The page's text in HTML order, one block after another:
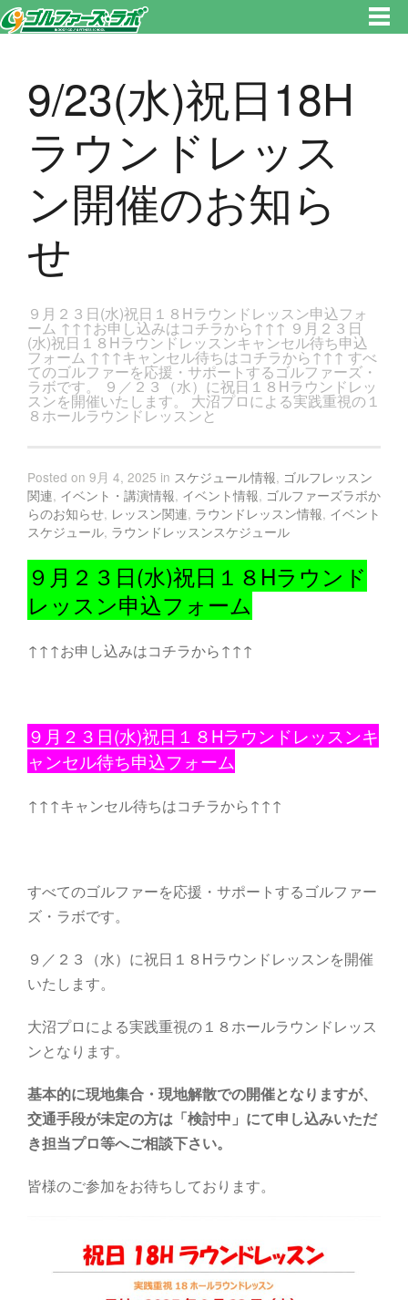
す。新宿区、若松河田で気軽にゴルフレッスン！
9/23(水)祝日18H
ラウンドレッス
ン開催のお知ら
せ
９月２３日(水)祝日１８Hラウンドレッスン申込フォ
ーム ↑↑↑お申し込みはコチラから↑↑↑ ９月２３日
(水)祝日１８Hラウンドレッスンキャンセル待ち申込
フォーム ↑↑↑キャンセル待ちはコチラから↑↑↑ すべ
てのゴルファーを応援・サポートするゴルファーズ・
ラボです。 ９／２３（水）に祝日１８Hラウンドレッ
スンを開催いたします。 大沼プロによる実践重視の１
８ホールラウンドレッスンと
Posted on 9月 4, 2025 in スケジュール情報, ゴルフレッスン
関連, イベント・講演情報, イベント情報, ゴルファーズラボか
らのお知らせ, レッスン関連, ラウンドレッスン情報, イベント
スケジュール, ラウンドレッスンスケジュール
９月２３日(水)祝日１８Hラウンド
レッスン申込フォーム
↑↑↑お申し込みはコチラから↑↑↑
９月２３日(水)祝日１８Hラウンドレッスンキ
ャンセル待ち申込フォーム
↑↑↑キャンセル待ちはコチラから↑↑↑
すべてのゴルファーを応援・サポートするゴルファー
ズ・ラボです。
９／２３（水）に祝日１８Hラウンドレッスンを開催
いたします。
大沼プロによる実践重視の１８ホールラウンドレッス
ンとなります。
基本的に現地集合・現地解散での開催となりますが、
交通手段が未定の方は「検討中」にて申し込みいただ
き担当プロ等へご相談下さい。
皆様のご参加をお待ちしております。